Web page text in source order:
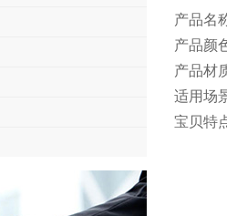
产品名
产品颜
产品材
适用场
宝贝特